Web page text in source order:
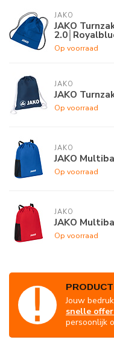
JAKO
JAKO
Op voorraad
JAKO
JAKO
Op voorraad
JAKO
JAKO
Op voorraad
JAKO
JAKO
Op voorraad
Jouw
snelle
persoonlijk